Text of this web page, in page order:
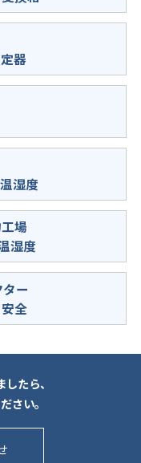
器
湿度
場
湿度
ー
全
たら、
さい。